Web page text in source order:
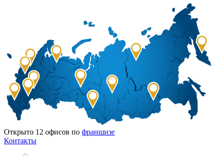
Открыто 12 офисов по франшизе
Контакты